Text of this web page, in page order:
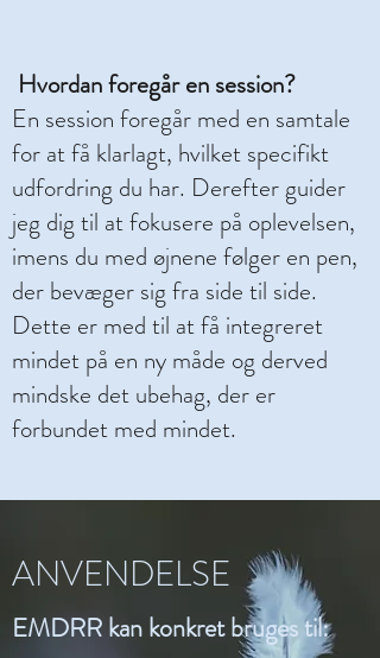
Hvordan foregår en session?
En session foregår med en samtale
for at få klarlagt, hvilket specifikt
udfordring du har. Derefter guider
jeg dig til at fokusere på oplevelsen,
imens du med øjnene følger en pen,
der bevæger sig fra side til side.
Dette er med til at få integreret
mindet på en ny måde og derved
mindske det ubehag, der er
forbundet med mindet.
ANVENDELSE
EMDRR kan konkret bruges til: